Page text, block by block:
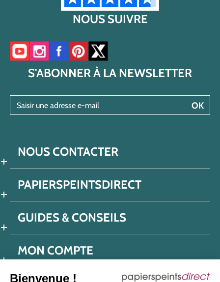
Bienvenue !
NOUS SUIVRE
Accéder à notre chaîne YouTube
Accéder à notre compte Instagram
Accéder à notre page Facebook
Accéder à notre compte Pinterest
Accéder à notre compte Twitter/X
S'ABONNER À LA NEWSLETTER
OK
NOUS CONTACTER
PAPIERSPEINTSDIRECT
GUIDES & CONSEILS
MON COMPTE